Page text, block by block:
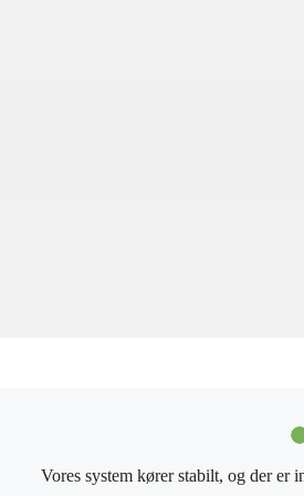
Vores system kører stabilt, og der er